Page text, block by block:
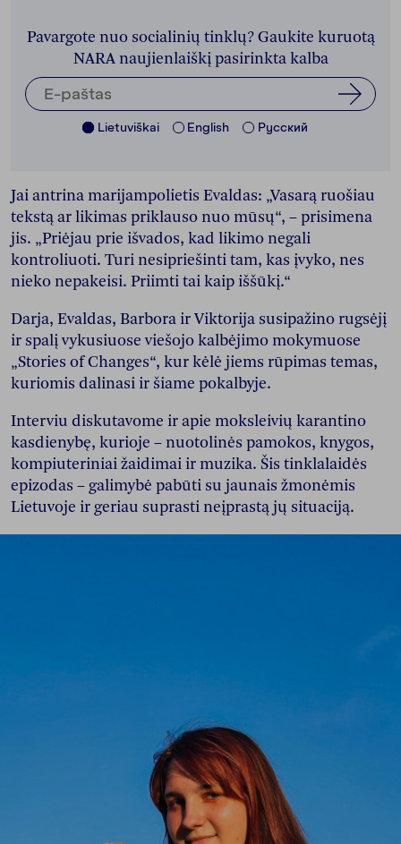
Pavargote nuo socialinių tinklų? Gaukite kuruotą
NARA naujienlaiškį pasirinkta kalba
Lietuviškai English Pусский
Jai antrina marijampolietis Evaldas: „Vasarą ruošiau
tekstą ar likimas priklauso nuo mūsų“, – prisimena
jis. „Priėjau prie išvados, kad likimo negali
kontroliuoti. Turi nesipriešinti tam, kas įvyko, nes
nieko nepakeisi. Priimti tai kaip iššūkį.“
Darja, Evaldas, Barbora ir Viktorija susipažino rugsėjį
ir spalį vykusiuose viešojo kalbėjimo mokymuose
„Stories of Changes“, kur kėlė jiems rūpimas temas,
kuriomis dalinasi ir šiame pokalbyje.
Interviu diskutavome ir apie moksleivių karantino
kasdienybę, kurioje – nuotolinės pamokos, knygos,
kompiuteriniai žaidimai ir muzika. Šis tinklalaidės
epizodas – galimybė pabūti su jaunais žmonėmis
Lietuvoje ir geriau suprasti neįprastą jų situaciją.